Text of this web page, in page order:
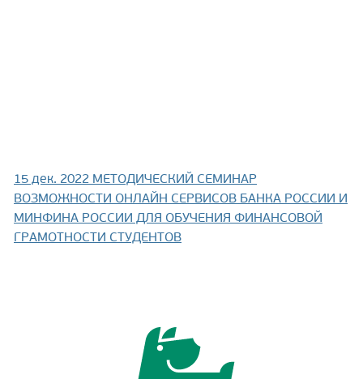
15 дек. 2022 МЕТОДИЧЕСКИЙ СЕМИНАР
ВОЗМОЖНОСТИ ОНЛАЙН СЕРВИСОВ БАНКА РОССИИ И
МИНФИНА РОССИИ ДЛЯ ОБУЧЕНИЯ ФИНАНСОВОЙ
ГРАМОТНОСТИ СТУДЕНТОВ